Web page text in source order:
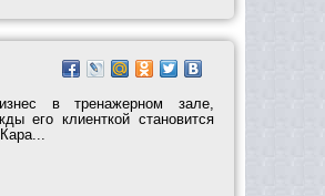
в тренажерном зале,
его клиенткой становится